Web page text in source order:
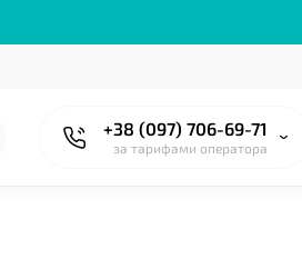
+38 (097) 706-69-71
за тарифами оператора